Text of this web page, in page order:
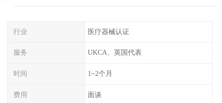
行业 医疗器械认证
服务 UKCA、英国代表
时间 1~2个月
费用 面谈